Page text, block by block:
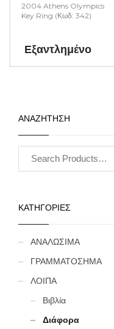
2004 Athens Olympics
Key Ring (Κωδ: 342)
Εξαντλημένο
ΑΝΑΖΗΤΗΣΗ
ΚΑΤΗΓΟΡΙΕΣ
ΑΝΑΛΩΣΙΜΑ
ΓΡΑΜΜΑΤΟΣΗΜΑ
ΛΟΙΠΑ
Βιβλία
Διάφορα